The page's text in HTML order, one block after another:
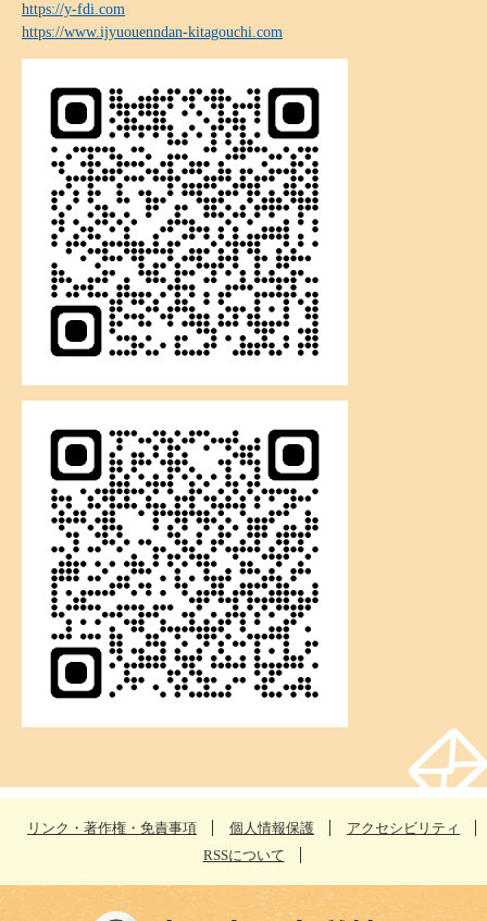
https://y-fdi.com
https://www.ijyuouenndan-kitagouchi.com
リンク・著作権・免責事項 個人情報保護
アクセシビリティ
RSSについて